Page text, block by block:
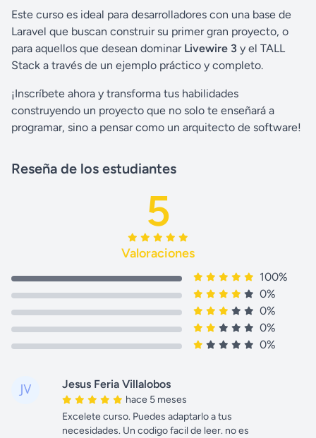
Este curso es ideal para desarrolladores con una base de
Laravel que buscan construir su primer gran proyecto, o
para aquellos que desean dominar Livewire 3 y el TALL
Stack a través de un ejemplo práctico y completo.
¡Inscríbete ahora y transforma tus habilidades
construyendo un proyecto que no solo te enseñará a
programar, sino a pensar como un arquitecto de software!
Reseña de los estudiantes
5
Valoraciones
100%
0%
0%
0%
0%
Jesus Feria Villalobos
hace 5 meses
Excelete curso. Puedes adaptarlo a tus
necesidades. Un codigo facil de leer. no es